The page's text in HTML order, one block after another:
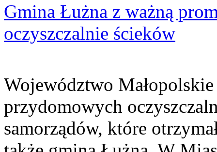
Gmina Łużna z ważną
oczyszczalnie ścieków
Województwo
przydomowych
samorządów, które